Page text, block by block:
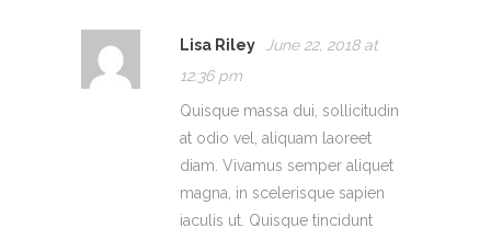
Lisa Riley
June 22, 2018 at
12:36 pm
Quisque massa dui, sollicitudin
at odio vel, aliquam laoreet
diam. Vivamus semper aliquet
magna, in scelerisque sapien
iaculis ut. Quisque tincidunt